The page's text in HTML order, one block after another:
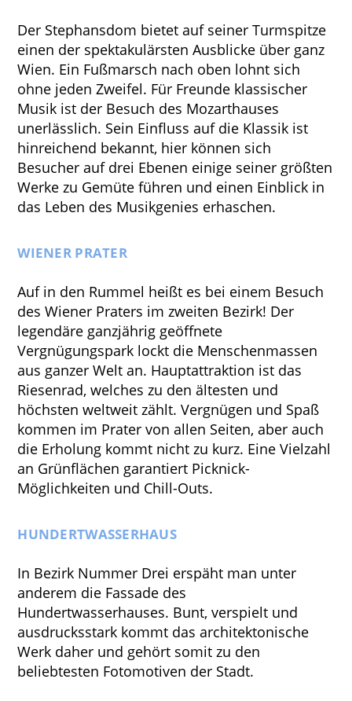
Der Stephansdom bietet auf seiner Turmspitze
einen der spektakulärsten Ausblicke über ganz
Wien. Ein Fußmarsch nach oben lohnt sich
ohne jeden Zweifel. Für Freunde klassischer
Musik ist der Besuch des Mozarthauses
unerlässlich. Sein Einfluss auf die Klassik ist
hinreichend bekannt, hier können sich
Besucher auf drei Ebenen einige seiner größten
Werke zu Gemüte führen und einen Einblick in
das Leben des Musikgenies erhaschen.
WIENER PRATER
Auf in den Rummel heißt es bei einem Besuch
des Wiener Praters im zweiten Bezirk! Der
legendäre ganzjährig geöffnete
Vergnügungspark lockt die Menschenmassen
aus ganzer Welt an. Hauptattraktion ist das
Riesenrad, welches zu den ältesten und
höchsten weltweit zählt. Vergnügen und Spaß
kommen im Prater von allen Seiten, aber auch
die Erholung kommt nicht zu kurz. Eine Vielzahl
an Grünflächen garantiert Picknick-
Möglichkeiten und Chill-Outs.
HUNDERTWASSERHAUS
In Bezirk Nummer Drei erspäht man unter
anderem die Fassade des
Hundertwasserhauses. Bunt, verspielt und
ausdrucksstark kommt das architektonische
Werk daher und gehört somit zu den
beliebtesten Fotomotiven der Stadt.